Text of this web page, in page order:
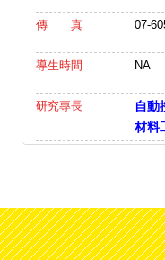
傳 真 07-
導生時間 NA
研究專長 自動
材料